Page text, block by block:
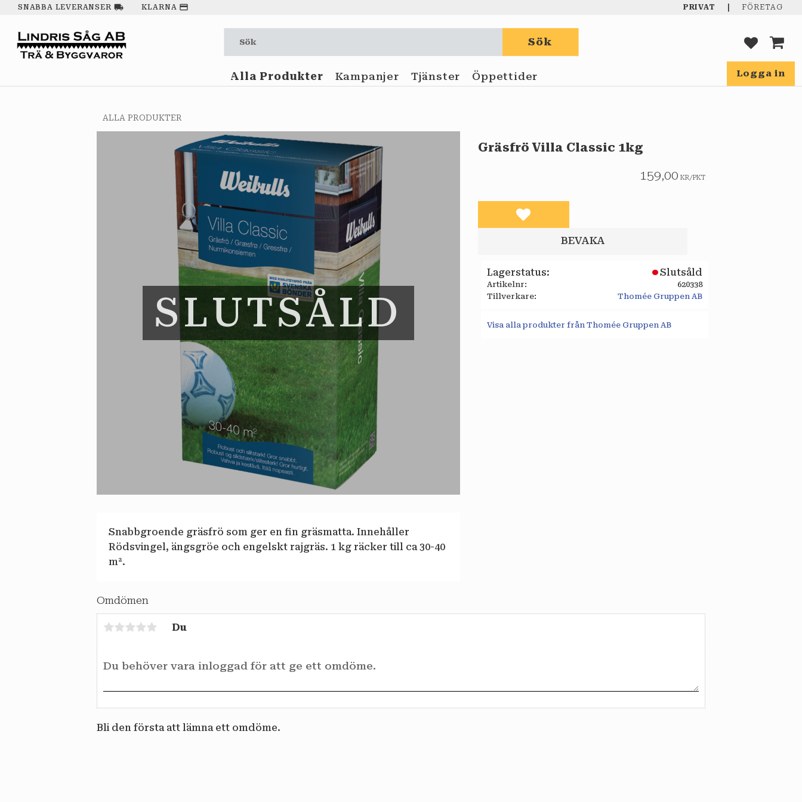
SNABBA LEVERANSER local_shipping KLARNA payment PRIVAT FÖRETAG
Logga in
Sök
Alla Produkter Kampanjer Tjänster Öppettider
ALLA PRODUKTER
Gräsfrö Villa Classic 1kg
SLUTSÅLD
159,00 KR/PKT
Lägg till i favoriter
BEVAKA
Lagerstatus Slutsåld
Artikelnr
620338
Tillverkare
Thomée Gruppen AB
Visa alla produkter från Thomée Gruppen AB
Snabbgroende gräsfrö som ger en fin gräsmatta. Innehåller
Rödsvingel, ängsgröe och engelskt rajgräs. 1 kg räcker till ca 30-40
m².
Omdömen
Du
Bli den första att lämna ett omdöme.